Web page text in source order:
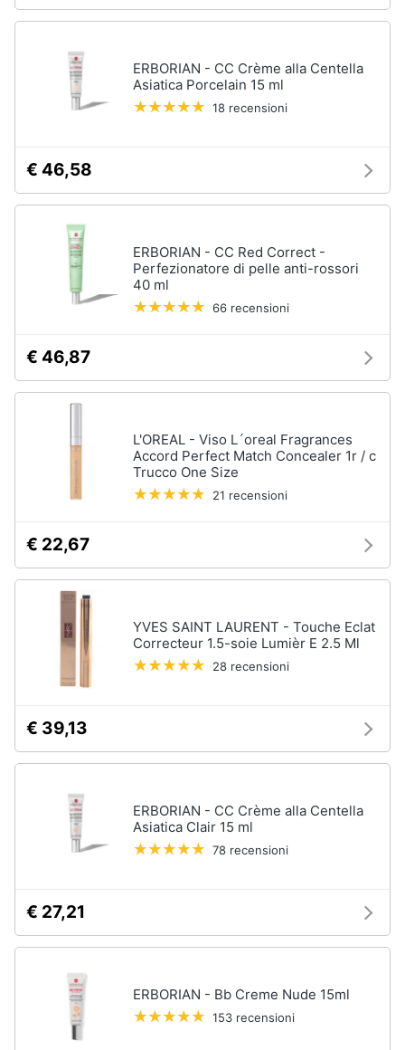
ERBORIAN - CC Crème alla Centella
Asiatica Porcelain 15 ml
18 recensioni
€ 46,58
ERBORIAN - CC Red Correct -
Perfezionatore di pelle anti-rossori
40 ml
66 recensioni
€ 46,87
L'OREAL - Viso L´oreal Fragrances
Accord Perfect Match Concealer 1r / c
Trucco One Size
21 recensioni
€ 22,67
YVES SAINT LAURENT - Touche Eclat
Correcteur 1.5-soie Lumièr E 2.5 Ml
28 recensioni
€ 39,13
ERBORIAN - CC Crème alla Centella
Asiatica Clair 15 ml
78 recensioni
€ 27,21
ERBORIAN - Bb Creme Nude 15ml
153 recensioni